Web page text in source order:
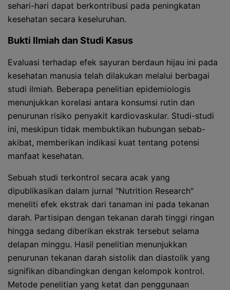
sehari-hari dapat berkontribusi pada peningkatan
kesehatan secara keseluruhan.
Bukti Ilmiah dan Studi Kasus
Evaluasi terhadap efek sayuran berdaun hijau ini pada
kesehatan manusia telah dilakukan melalui berbagai
studi ilmiah. Beberapa penelitian epidemiologis
menunjukkan korelasi antara konsumsi rutin dan
penurunan risiko penyakit kardiovaskular. Studi-studi
ini, meskipun tidak membuktikan hubungan sebab-
akibat, memberikan indikasi kuat tentang potensi
manfaat kesehatan.
Sebuah studi terkontrol secara acak yang
dipublikasikan dalam jurnal "Nutrition Research"
meneliti efek ekstrak dari tanaman ini pada tekanan
darah. Partisipan dengan tekanan darah tinggi ringan
hingga sedang diberikan ekstrak tersebut selama
delapan minggu. Hasil penelitian menunjukkan
penurunan tekanan darah sistolik dan diastolik yang
signifikan dibandingkan dengan kelompok kontrol.
Metode penelitian yang ketat dan penggunaan